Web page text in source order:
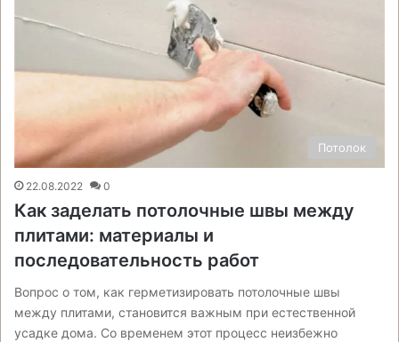
Потолок
22.08.2022 0
Как заделать потолочные швы между
плитами: материалы и
последовательность работ
Вопрос о том, как герметизировать потолочные швы
между плитами, становится важным при естественной
усадке дома. Со временем этот процесс неизбежно